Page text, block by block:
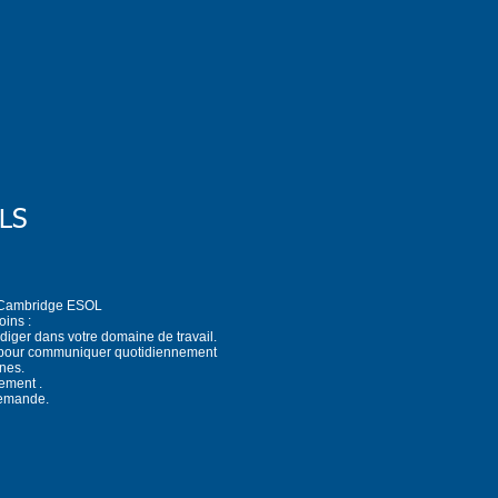
ESOL
:
dans votre domaine de travail.
communiquer quotidiennement
.